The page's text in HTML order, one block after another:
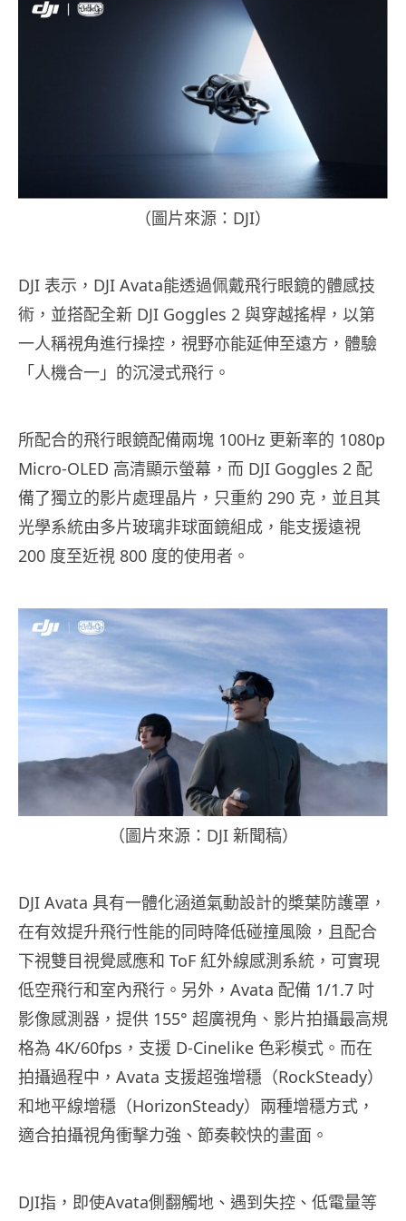
（圖片來源：DJI）
DJI 表示，DJI Avata能透過佩戴飛行眼鏡的體感技
術，並搭配全新 DJI Goggles 2 與穿越搖桿，以第
一人稱視角進行操控，視野亦能延伸至遠方，體驗
「人機合一」的沉浸式飛行。
所配合的飛行眼鏡配備兩塊 100Hz 更新率的 1080p
Micro-OLED 高清顯示螢幕，而 DJI Goggles 2 配
備了獨立的影片處理晶片，只重約 290 克，並且其
光學系統由多片玻璃非球面鏡組成，能支援遠視
200 度至近視 800 度的使用者。
（圖片來源：DJI 新聞稿）
DJI Avata 具有一體化涵道氣動設計的槳葉防護罩，
在有效提升飛行性能的同時降低碰撞風險，且配合
下視雙目視覺感應和 ToF 紅外線感測系統，可實現
低空飛行和室內飛行。另外，Avata 配備 1/1.7 吋
影像感測器，提供 155° 超廣視角、影片拍攝最高規
格為 4K/60fps，支援 D-Cinelike 色彩模式。而在
拍攝過程中，Avata 支援超強增穩（RockSteady）
和地平線增穩（HorizonSteady）兩種增穩方式，
適合拍攝視角衝擊力強、節奏較快的畫面。
DJI指，即使Avata側翻觸地、遇到失控、低電量等